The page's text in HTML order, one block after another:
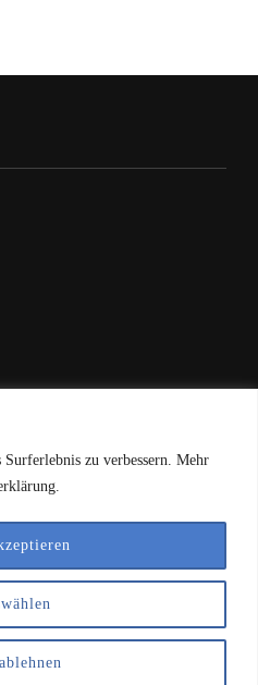
zu verbessern. Mehr
WordPress.Datenschutzerklärung |